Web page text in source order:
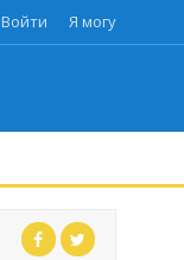
Войти Я могу